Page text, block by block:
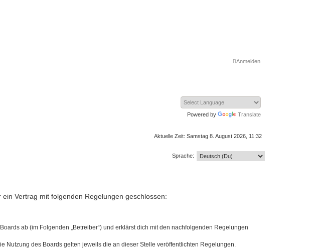
Anmelden
Powered by Translate
Aktuelle Zeit: Samstag 8. August 2026, 11:32
Sprache:
Vertrag mit folgenden Regelungen geschlossen:
ab (im Folgenden „Betreiber“) und erklärst dich mit den nachfolgenden Regelungen
Nutzung des Boards gelten jeweils die an dieser Stelle veröffentlichten Regelungen.